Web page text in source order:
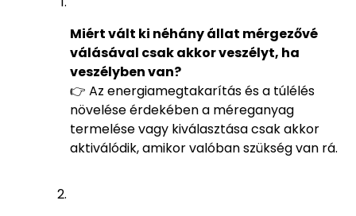
Miért vált ki néhány állat mérgezővé
válásával csak akkor veszélyt, ha
veszélyben van?
👉 Az energiamegtakarítás és a túlélés
növelése érdekében a méreganyag
termelése vagy kiválasztása csak akkor
aktiválódik, amikor valóban szükség van rá.